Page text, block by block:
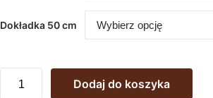
Dokładka 50 cm
Dodaj do koszyka